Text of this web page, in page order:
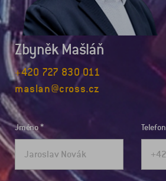
Zbyněk Mašláň
+420 727 830 011
maslan@cross.cz
Jméno Telefon